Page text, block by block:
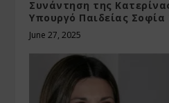
Συνάντηση της
Υπουργό Παιδείας
June 27, 2025